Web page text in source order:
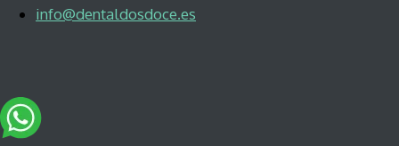
info@dentaldosdoce.es